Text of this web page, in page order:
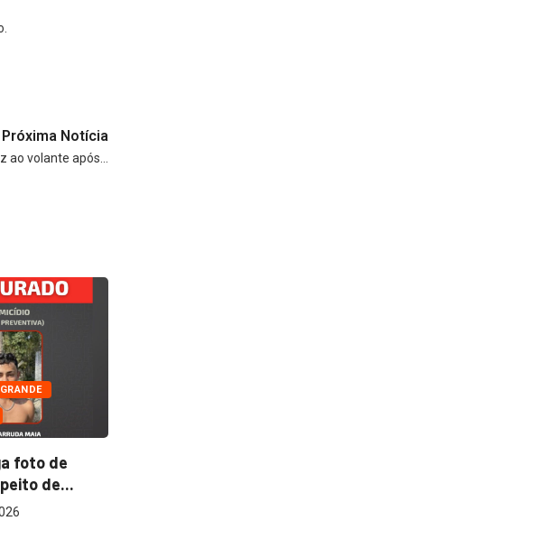
Próxima Notícia
ao volante após…
foto de
de...